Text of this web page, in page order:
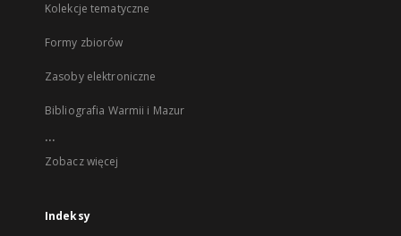
Kolekcje tematyczne
Formy zbiorów
Zasoby elektroniczne
Bibliografia Warmii i Mazur
...
Zobacz więcej
Indeksy